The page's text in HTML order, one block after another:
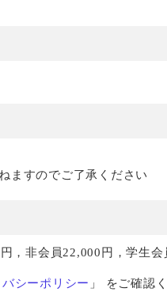
ますのでご了承ください
，非会員22,000円，学生
シーポリシー 」 をご確認